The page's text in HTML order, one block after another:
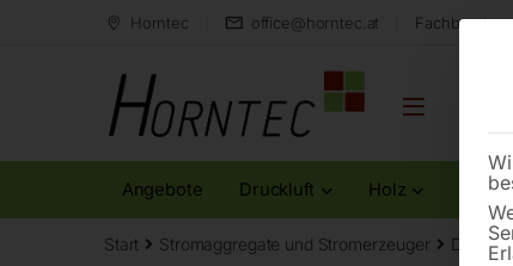
Horntec office@horntec.at
Angebote Druckluft Holz Metall
Start Stromaggregate und Stromerzeuger